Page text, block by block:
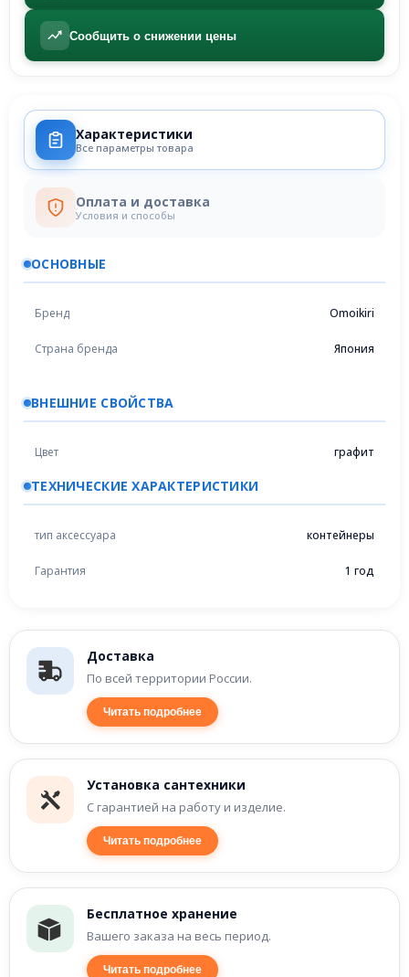
Сообщить о снижении цены
Доставка
По всей территории России.
Читать подробнее
Установка сантехники
С гарантией на работу и изделие.
Читать подробнее
Бесплатное хранение
Вашего заказа на весь период.
Читать подробнее
Характеристики
Все параметры товара
Оплата и доставка
Условия и способы
ОСНОВНЫЕ
Бренд Omoikiri
Страна бренда Япония
ВНЕШНИЕ СВОЙСТВА
Цвет графит
ТЕХНИЧЕСКИЕ ХАРАКТЕРИСТИКИ
тип аксессуара контейнеры
Гарантия 1 год